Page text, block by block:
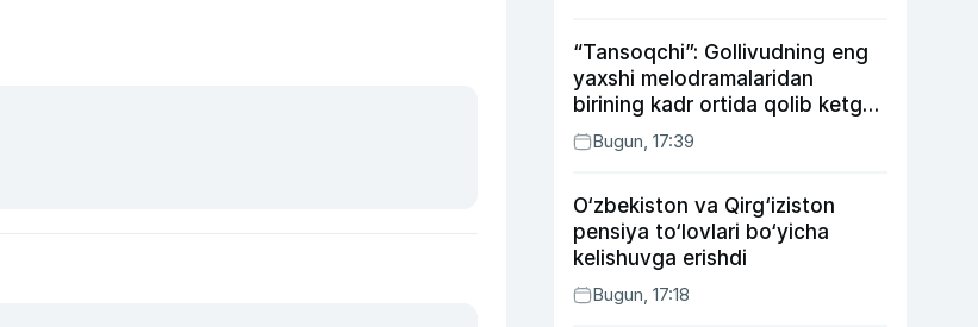
“Tansoqchi”: Gollivudning eng
yaxshi melodramalaridan
birining kadr ortida qolib ketgan
voqealari
Bugun, 17:39
O‘zbekiston va Qirg‘iziston
pensiya to‘lovlari bo‘yicha
kelishuvga erishdi
Bugun, 17:18